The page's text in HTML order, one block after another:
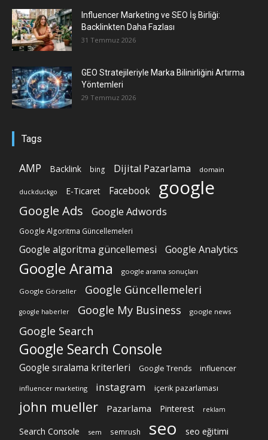
Influencer Marketing ve SEO İş Birliği:
Backlinkten Daha Fazlası
31 Temmuz 2026
GEO Stratejileriyle Marka Bilinirliğini Artırma
Yöntemleri
29 Temmuz 2026
Tags
AMP Backlink bing Dijital Pazarlama domain
duckduckgo E-Ticaret Facebook google
Google Ads Google Adwords
Google Algoritma Güncellemeleri
Google algoritma güncellemesi Google Analytics
Google Arama google arama sonuçları
Google Görseller Google Güncellemeleri
google haberler Google My Business google news
Google Search
Google Search Console
Google sıralama kriterleri Google Trends influencer
influencer marketing instagram içerik pazarlaması
john mueller Pazarlama Pinterest reklam
Search Console sem semrush seo seo eğitimi